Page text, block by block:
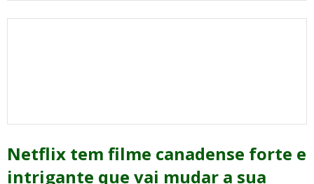
Netflix tem filme canadense forte e
intrigante que vai mudar a sua